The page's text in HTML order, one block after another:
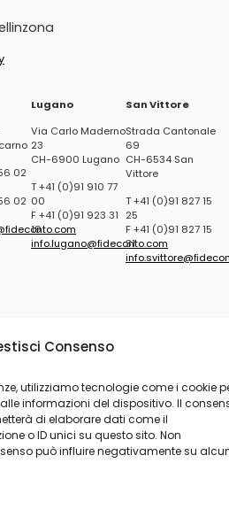
Consenso
utilizziamo tecnologie come i cookie
informazioni del dispositivo. Il
di elaborare dati come il
o ID unici su questo sito. Non
può influire negativamente su
02
02
Lugano
Via Carlo Maderno
23
CH-6900 Lugano
T +41 (0)91 910 77
00
F +41 (0)91 923 31
19
info.lugano@ﬁdeconto.com
San Vittore
Strada Cantonale
69
CH-6534 San
Vittore
T +41 (0)91 827 15
25
F +41 (0)91 827 15
31